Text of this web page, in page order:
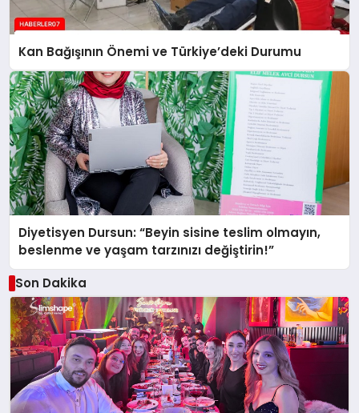
Kan Bağışının Önemi ve Türkiye’deki Durumu
Diyetisyen Dursun: “Beyin sisine teslim olmayın,
beslenme ve yaşam tarzınızı değiştirin!”
Son Dakika